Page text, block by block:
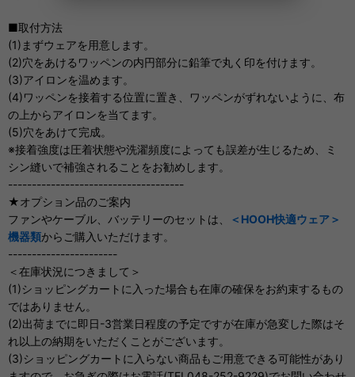
■取付方法
(1)まずウェアを用意します。
(2)穴をあけるワッペンの内円部分に鉛筆で丸く印を付けます。
(3)アイロンを温めます。
(4)ワッペンを接着する位置に置き、ワッペンがずれないように、布
の上からアイロンを当てます。
(5)穴をあけて完成。
※接着強度は圧着状態や洗濯頻度によっても誤差が生じるため、ミ
シン縫いで補強されることをお勧めします。
-------------------------------------
★オプション品のご案内
ファンやケーブル、バッテリーのセットは、
＜HOOH快適ウェア＞
機器類からご購入いただけます。
-----------------------
＜在庫状況につきまして＞
(1)ショッピングカートに入った場合も在庫の確保をお約束するもの
ではありません。
(2)出荷までに即日-3営業日程度の予定ですが在庫が急変した際はそ
れ以上の納期をいただくことがございます。
(3)ショッピングカートに入らない商品もご用意できる可能性があり